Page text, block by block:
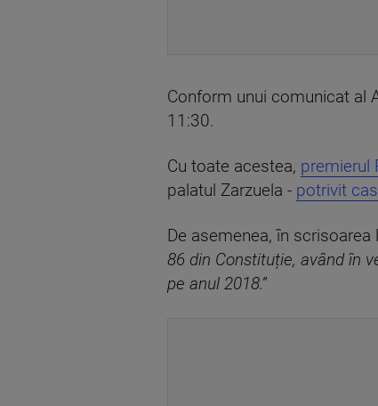
Conform unui comunicat al
11:30.
Cu toate acestea, premierul
palatul Zarzuela - potrivit
De asemenea, în
86 din Constituție, având în
pe anul 2018.”